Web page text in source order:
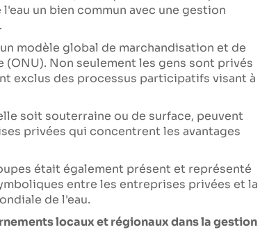
un bien commun avec une gestion
modèle global de marchandisation et de
Non seulement les gens sont privés
exclus des processus participatifs visant à
soit souterraine ou de surface, peuvent
privées qui concentrent les avantages
était également présent et représenté
entre les entreprises privées et la
de l'eau.
locaux et régionaux dans la gestion